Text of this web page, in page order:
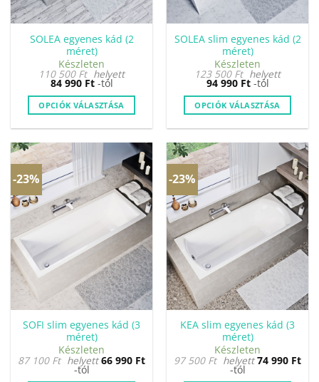
SOLEA egyenes kád (2
méret)
Készleten
110 500 Ft helyett
84 990 Ft-tól
OPCIÓK VÁLASZTÁSA
terméknek
variációja
van.
változatok
termékoldalon
választhatók
ki
SOLEA slim egyenes kád (2
méret)
Készleten
123 500 Ft helyett
94 990 Ft-tól
OPCIÓK VÁLASZTÁSA
terméknek
variációja
van.
A
változatok
termékoldalon
választhatók
ki
-23%
SOFI slim egyenes kád (3
méret)
Készleten
87 100 Ft helyett66 990 Ft
-tól
-23%
KEA slim egyenes kád (3
méret)
Készleten
97 500 Ft helyett74 990 Ft
-tól